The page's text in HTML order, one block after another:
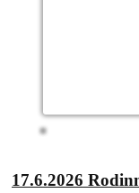
17.6.2026